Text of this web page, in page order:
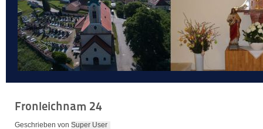
Fronleichnam 24
Geschrieben von Super User